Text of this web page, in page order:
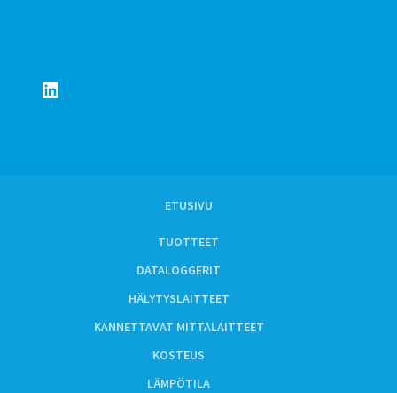
LinkedIn
ETUSIVU
TUOTTEET
DATALOGGERIT
HÄLYTYSLAITTEET
KANNETTAVAT MITTALAITTEET
KOSTEUS
LÄMPÖTILA